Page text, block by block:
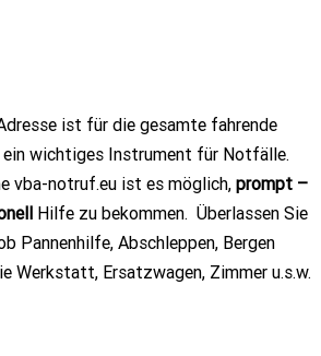
ist für die gesamte fahrende
wichtiges Instrument für Notfälle.
vba-notruf.eu ist es möglich, prompt –
Hilfe zu bekommen. Überlassen Sie
Pannenhilfe, Abschleppen, Bergen
Werkstatt, Ersatzwagen, Zimmer u.s.w.